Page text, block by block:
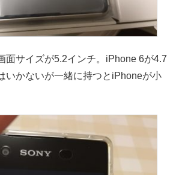
面サイズが5.2インチ。iPhone 6が4.7
いかないが一緒に持つとiPhoneが小